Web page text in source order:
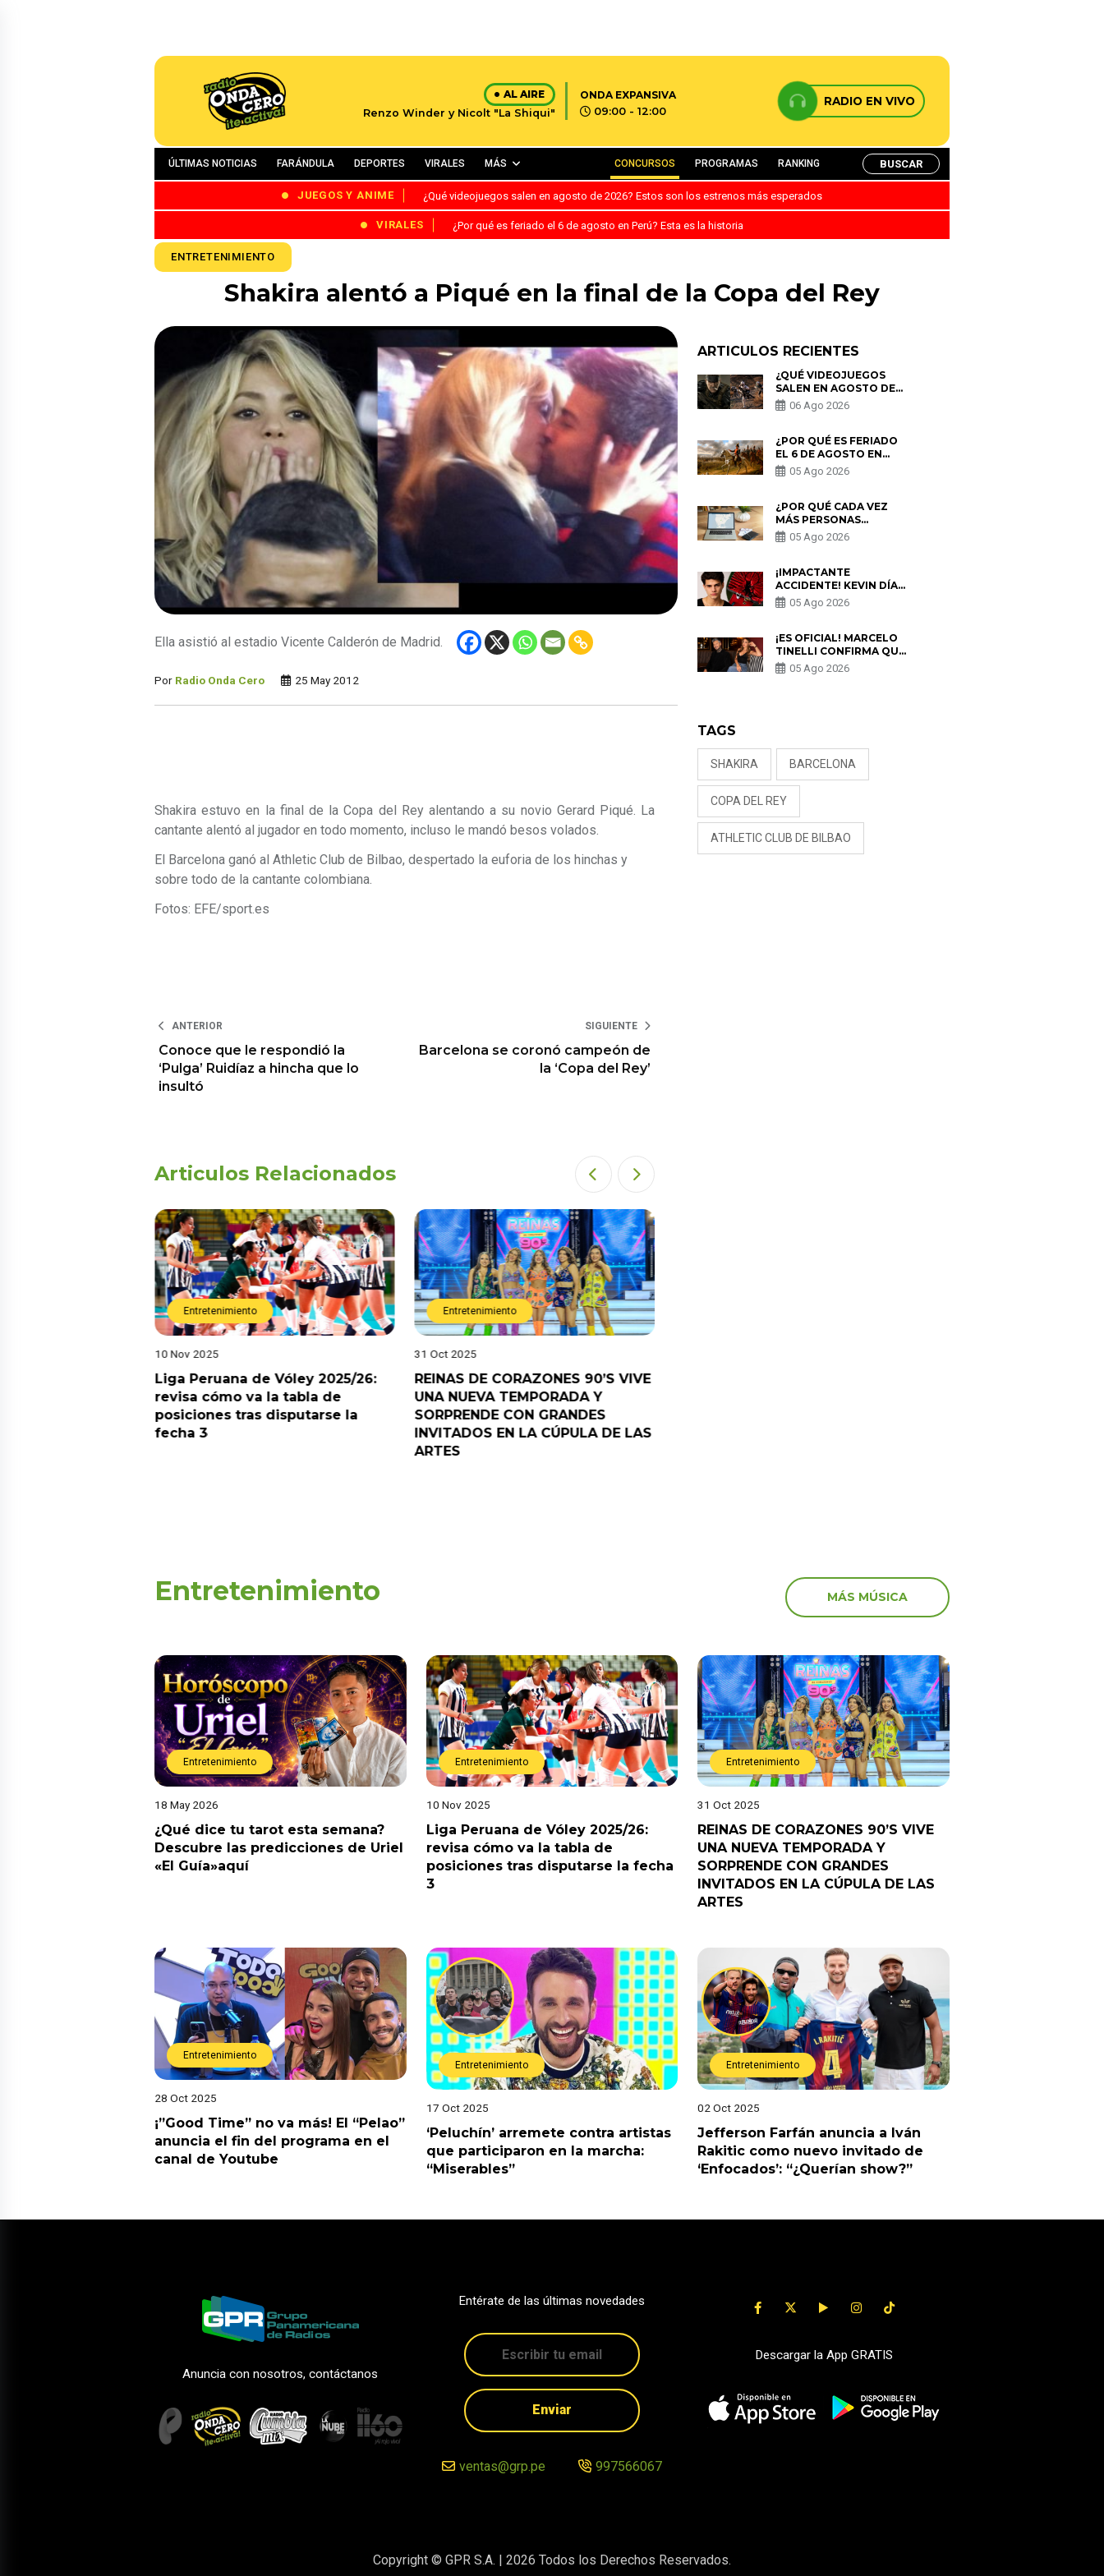
AL AIRE
Renzo Winder y Nicolt "La Shiqui"
ONDA EXPANSIVA
09:00 - 12:00
RADIO EN VIVO
ÚLTIMAS NOTICIAS FARÁNDULA DEPORTES VIRALES MÁS CONCURSOS PROGRAMAS RANKING BUSCAR
JUEGOS Y ANIME ¿Qué videojuegos salen en agosto de 2026? Estos son los estrenos más esperados
VIRALES ¿Por qué es feriado el 6 de agosto en Perú? Esta es la historia
ENTRETENIMIENTO
Shakira alentó a Piqué en la final de la Copa del Rey
Ella asistió al estadio Vicente Calderón de Madrid.
Por Radio Onda Cero 25 May 2012
Shakira estuvo en la final de la Copa del Rey alentando a su novio Gerard Piqué. La
cantante alentó al jugador en todo momento, incluso le mandó besos volados.
El Barcelona ganó al Athletic Club de Bilbao, despertado la euforia de los hinchas y
sobre todo de la cantante colombiana.
Fotos: EFE/sport.es
ANTERIOR
Conoce que le respondió la
‘Pulga’ Ruidíaz a hincha que lo
insultó
SIGUIENTE
Barcelona se coronó campeón de
la ‘Copa del Rey’
Articulos Relacionados
Entretenimiento
10 Nov 2025
Liga Peruana de Vóley 2025/26:
revisa cómo va la tabla de
posiciones tras disputarse la
fecha 3
Entretenimiento
31 Oct 2025
REINAS DE CORAZONES 90’S VIVE
UNA NUEVA TEMPORADA Y
SORPRENDE CON GRANDES
INVITADOS EN LA CÚPULA DE LAS
ARTES
ARTICULOS RECIENTES
¿QUÉ VIDEOJUEGOS
SALEN EN AGOSTO DE
2026? ESTOS SON LOS
ESTRENOS MÁS
06 Ago 2026
¿POR QUÉ ES FERIADO
EL 6 DE AGOSTO EN
PERÚ? ESTA ES LA
HISTORIA
05 Ago 2026
¿POR QUÉ CADA VEZ
MÁS PERSONAS
UTILIZAN UNA VPN
PARA PROTEGER SU
05 Ago 2026
¡IMPACTANTE
ACCIDENTE! KEVIN DÍAZ
CAE DESDE OCHO
METROS EN “ESTO ES
PREOCUPACIÓN
05 Ago 2026
¡ES OFICIAL! MARCELO
TINELLI CONFIRMA QUE
REGRESÓ CON MILETT
FIGUEROA: “EL AMOR
05 Ago 2026
TAGS
SHAKIRA BARCELONA
COPA DEL REY
ATHLETIC CLUB DE BILBAO
Entretenimiento MÁS MÚSICA
Entretenimiento
18 May 2026
¿Qué dice tu tarot esta semana?
Descubre las predicciones de Uriel
«El Guía»aquí
Entretenimiento
10 Nov 2025
Liga Peruana de Vóley 2025/26:
revisa cómo va la tabla de
posiciones tras disputarse la fecha
3
Entretenimiento
31 Oct 2025
REINAS DE CORAZONES 90’S VIVE
UNA NUEVA TEMPORADA Y
SORPRENDE CON GRANDES
INVITADOS EN LA CÚPULA DE LAS
ARTES
Entretenimiento
28 Oct 2025
¡”Good Time” no va más! El “Pelao”
anuncia el fin del programa en el
canal de Youtube
Entretenimiento
17 Oct 2025
‘Peluchín’ arremete contra artistas
que participaron en la marcha:
“Miserables”
Entretenimiento
02 Oct 2025
Jefferson Farfán anuncia a Iván
Rakitic como nuevo invitado de
‘Enfocados’: “¿Querían show?”
Anuncia con nosotros, contáctanos
Entérate de las últimas novedades
Enviar
ventas@grp.pe 997566067
Descargar la App GRATIS
Copyright © GPR S.A. | 2026 Todos los Derechos Reservados.